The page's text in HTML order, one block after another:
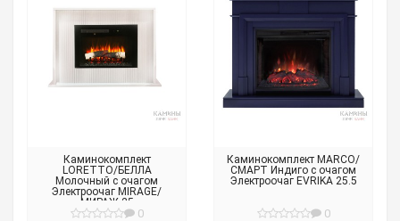
Каминокомплект
LORETTO/БЕЛЛА
Молочный с очагом
Электроочаг MIRAGE/
МИРАЖ 25
0
Каминокомплект MARCO/
СМАРТ Индиго с очагом
Электроочаг EVRIKA 25.5
0